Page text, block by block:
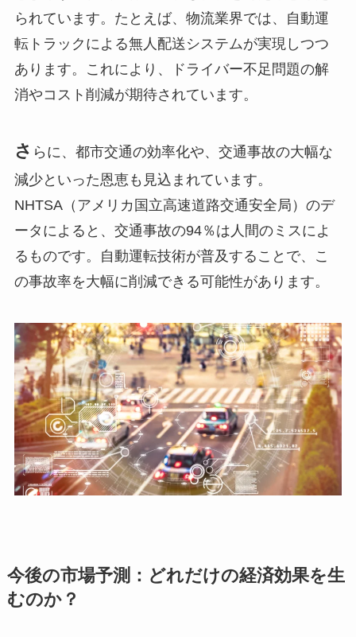
られています。たとえば、物流業界では、自動運
転トラックによる無人配送システムが実現しつつ
あります。これにより、ドライバー不足問題の解
消やコスト削減が期待されています。
さ らに、都市交通の効率化や、交通事故の大幅な
減少といった恩恵も見込まれています。
NHTSA（アメリカ国立高速道路交通安全局）のデ
ータによると、交通事故の94％は人間のミスによ
るものです。自動運転技術が普及することで、こ
の事故率を大幅に削減できる可能性があります。
今後の市場予測：どれだけの経済効果を生
むのか？